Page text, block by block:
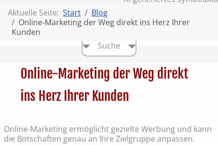
Aktuelle Seite: Start
Blog
Online-Marketing der Weg direkt ins Herz Ihrer
Kunden
Suche
Online-Marketing der Weg direkt
ins Herz Ihrer Kunden
Online-Marketing ermöglicht gezielte Werbung und kann
die Botschaften genau an Ihre Zielgruppe anpassen.